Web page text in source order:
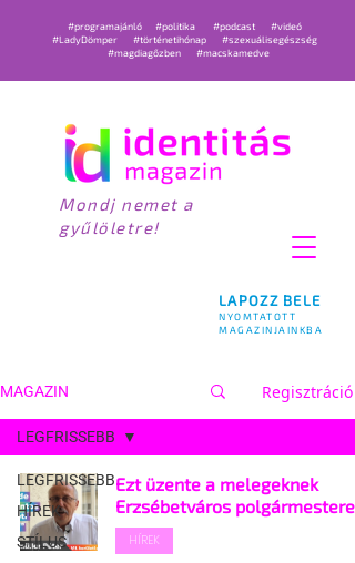
LAPOZZ BELE
NYOMTATOTT
MAGAZINJAINKBA
#programajánló #politika #podcast
#videó
#LadyDömper
#történetihónap
#szexuálisegészség
#magdiagőzben
#macskamedve
Mondj nemet a
gyűlöletre!
MAGAZIN Regisztráció
LEGFRISSEBB
HÍREK
STÍLUS
LEGFRISSEBB
Ezt üzente a melegeknek
Erzsébetváros polgármestere
HÍREK